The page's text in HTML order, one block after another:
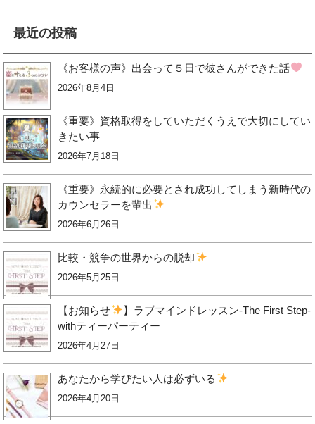
最近の投稿
《お客様の声》出会って５日で彼さんができた話
2026年8月4日
《重要》資格取得をしていただくうえで大切にしてい
きたい事
2026年7月18日
《重要》永続的に必要とされ成功してしまう新時代の
カウンセラーを輩出
2026年6月26日
比較・競争の世界からの脱却
2026年5月25日
【お知らせ
】ラブマインドレッスン-The First Step-
withティーパーティー
2026年4月27日
あなたから学びたい人は必ずいる
2026年4月20日